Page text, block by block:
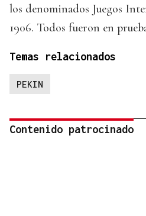
los denominados Juegos
1906. Todos fueron en
Temas relacionados
PEKIN
Contenido patrocinado